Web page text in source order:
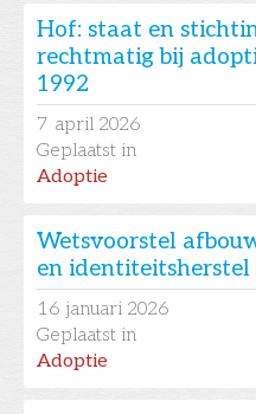
Hof: staat en
rechtmatig bij
1992
7 april 2026
Geplaatst in
Adoptie
Wetsvoorstel
en identiteitsherstel
16 januari 2026
Geplaatst in
Adoptie